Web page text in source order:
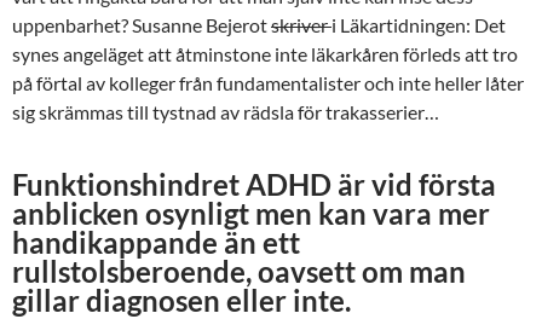
uppenbarhet? Susanne Bejerotskriveri Läkartidningen: Det
synes angeläget att åtminstone inte läkarkåren förleds att tro
på förtal av kolleger från fundamentalister och inte heller låter
sig skrämmas till tystnad av rädsla för trakasserier…
Funktionshindret ADHD är vid första
anblicken osynligt men kan vara mer
handikappande än ett
rullstolsberoende, oavsett om man
gillar diagnosen eller inte.